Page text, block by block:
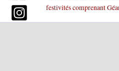
festivités comprenant